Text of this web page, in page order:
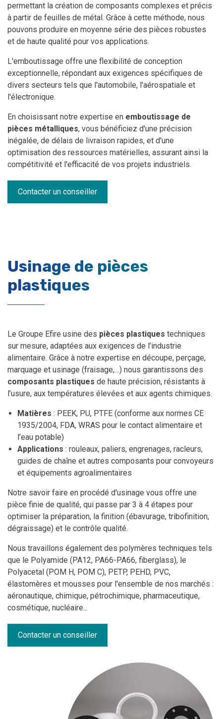
permettant la création de composants complexes et précis
à partir de feuilles de métal. Grâce à cette méthode, nous
pouvons produire en moyenne série des pièces robustes
et de haute qualité pour vos applications.
L'emboutissage offre une flexibilité de conception
exceptionnelle, répondant aux exigences spécifiques de
divers secteurs tels que l'automobile, l'aérospatiale et
l'électronique.
En choisissant notre expertise en emboutissage de
pièces métalliques, vous bénéficiez d'une précision
inégalée, de délais de livraison rapides, et d'une
optimisation des ressources matérielles, assurant ainsi la
compétitivité et l'efficacité de vos projets industriels.
Contacter un conseiller
Usinage de pièces
plastiques
Le Groupe Efire usine des pièces plastiques techniques
sur mesure, adaptées aux exigences de l’industrie
alimentaire. Grâce à notre expertise en découpe, perçage,
marquage et usinage (fraisage,…) nous garantissons des
composants plastiques de haute précision, résistants à
l’usure, aux températures élevées et aux agents chimiques.
Matières : PEEK, PU, PTFE (conforme aux normes CE
1935/2004, FDA, WRAS pour le contact alimentaire et
l’eau potable)
Applications : rouleaux, paliers, engrenages, racleurs,
guides de chaîne et autres composants pour convoyeurs
et équipements agroalimentaires
Notre savoir faire en procédé d'usinage vous offre une
pièce finie de qualité, qui passe par 3 à 4 étapes pour
optimiser la préparation, la finition (ébavurage, tribofinition,
dégraissage) et le contrôle qualité.
Nous travaillons également des polymères techniques tels
que le Polyamide (PA12, PA66-PA66, fiberglass), le
Polyacetal (POM H, POM C), PETP, PEHD, PVC,
élastomères et mousses pour l'ensemble de nos marchés :
aéronautique, chimique, pétrochimique, pharmaceutique,
cosmétique, nucléaire...
Contacter un conseiller